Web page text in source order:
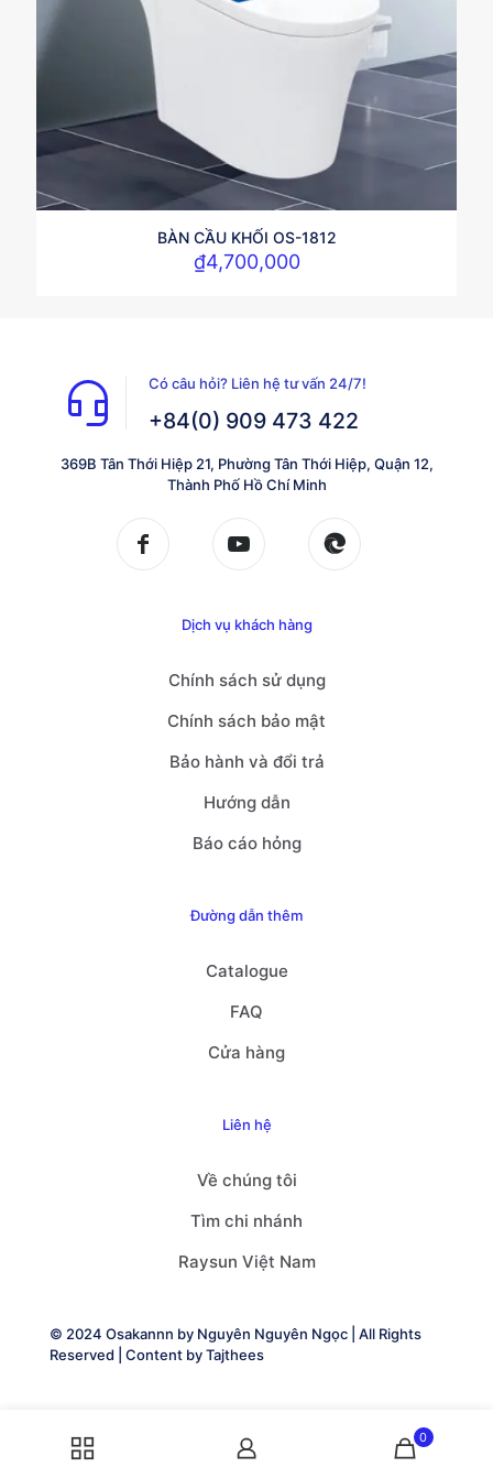
BÀN CẦU KHỐI OS-1812
₫4,700,000
Có câu hỏi? Liên hệ tư vấn 24/7!
+84(0) 909 473 422
369B Tân Thới Hiệp 21, Phường Tân Thới Hiệp, Quận 12,
Thành Phố Hồ Chí Minh
Dịch vụ khách hàng
Chính sách sử dụng
Chính sách bảo mật
Bảo hành và đổi trả
Hướng dẫn
Báo cáo hỏng
Đường dẫn thêm
Catalogue
FAQ
Cửa hàng
Liên hệ
Về chúng tôi
Tìm chi nhánh
Raysun Việt Nam
© 2024 Osakannn by Nguyên Nguyên Ngọc | All Rights
Reserved | Content byTajthees
0